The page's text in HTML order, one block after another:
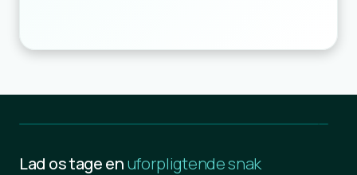
Lad os tage enuforpligtende snak